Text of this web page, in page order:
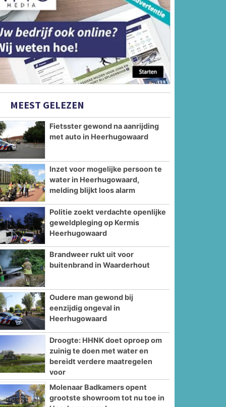
MEEST GELEZEN
Fietsster gewond na aanrijding
met auto in Heerhugowaard
Inzet voor mogelijke persoon te
water in Heerhugowaard,
melding blijkt loos alarm
Politie zoekt verdachte openlijke
geweldpleging op Kermis
Heerhugowaard
Brandweer rukt uit voor
buitenbrand in Waarderhout
Oudere man gewond bij
eenzijdig ongeval in
Heerhugowaard
Droogte: HHNK doet oproep om
zuinig te doen met water en
bereidt verdere maatregelen
voor
Molenaar Badkamers opent
grootste showroom tot nu toe in